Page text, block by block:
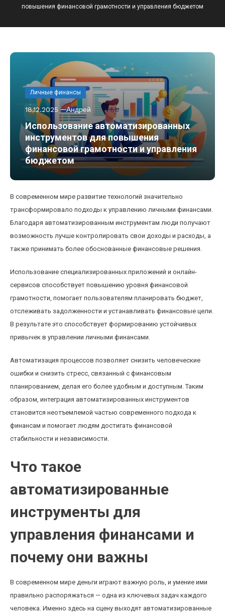
повышения финансовой грамотности и управления бюджетом
Личные финансы
18.12.2025 Андрей
Использование автоматизированных
инструментов для повышения
финансовой грамотности и управления
бюджетом
В современном мире развитие технологий значительно
трансформировало подходы к управлению личными финансами.
Благодаря автоматизированным инструментам люди получают
возможность лучше контролировать свои доходы и расходы, а
также принимать более обоснованные финансовые решения.
Использование специализированных приложений и онлайн-
сервисов способствует повышению уровня финансовой
грамотности, помогает пользователям планировать бюджет,
отслеживать задолженности и устанавливать финансовые цели.
В результате это способствует формированию устойчивых
привычек в управлении личными финансами.
Автоматизация процессов позволяет снизить человеческие
ошибки и снизить стресс, связанный с финансовым
планированием, делая его более удобным и доступным. Таким
образом, интеграция автоматизированных инструментов
становится неотъемлемой частью современного подхода к
финансам и помогает людям достигать финансовой
стабильности и независимости.
Что такое
автоматизированные
инструменты для
управления финансами и
почему они важны
В современном мире деньги играют важную роль, и умение ими
правильно распоряжаться — одна из ключевых задач каждого
человека. Именно здесь на сцену выходят автоматизированные